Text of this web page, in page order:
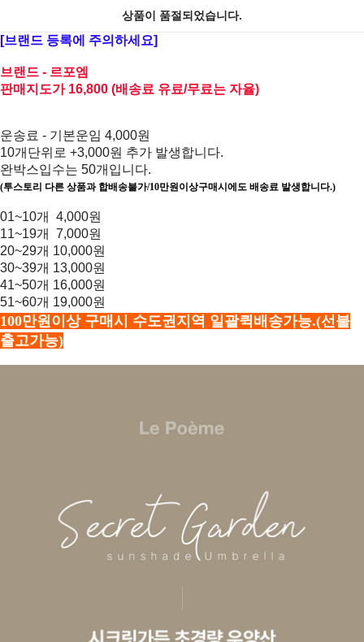
상품이 품절되었습니다.
[브랜드 등록에 주의하세요]
브랜드 - 르포엠
판매지도가 16,800 (배송료 유료/무료는 자율)
운송료 - 기본운임 4,000원
10개단위로 +3,000원 추가 발생합니다.
완박스입수는 50개입니다.
(투스토리 다른 상품과 합배송불가/10만원이상구매시에도 배송료 발생합니다.)
01~10개 4,000원
11~19개 7,000원
20~29개 10,000원
30~39개 13,000원
41~50개 16,000원
51~60개 19,000원
100만원이상 구매시 수도권지역 일괄퀵배송가능.(선불
출고가능)